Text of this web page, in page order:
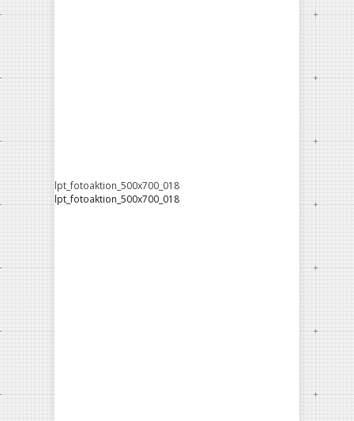
lpt_fotoaktion_500x700_018
lpt_fotoaktion_500x700_018